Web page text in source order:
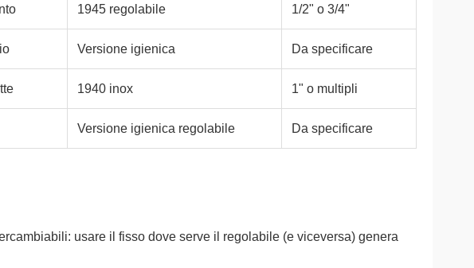
1945 regolabile 1/2" o 3/4"
Versione igienica Da specificare
1940 inox 1" o multipli
Versione igienica regolabile Da specificare
usare il fisso dove serve il regolabile (e viceversa) genera